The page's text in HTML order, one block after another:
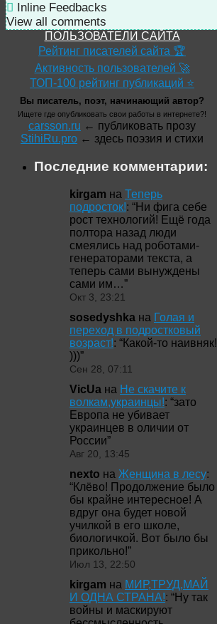
Inline Feedbacks
View all comments
ПОЛЬЗОВАТЕЛИ САЙТА
Рейтинг писателей сайта 🏆
Активность пользователей 🚀
ТОП-100 рейтинг публикаций ⭐
Вы писатель, поэт, начинающий автор?
Ищете где опубликовать свои работы в интернете?!
carsson.ru ← публиковать прозу
StihiRu.pro ← здесь поэзия и стихи
Последние комментарии:
kirgam на Теперь
подросток!: “Ни фига себе
рост технологий! Ещё года
полтора назад люди
смеялись над роботами-
генераторами текста, а
теперь сами вынуждены
сами им…”
Окт 3, 23:21
sosedyshka на Голая и
переход в подростковый
возраст!: “Какой-то наивняк!
)))”
Сен 28, 07:11
VicUa на Не скачите к
волкам,украинцы!: “зато
Европа не убивает
украинцев в оличии от
России”
Авг 20, 13:45
nexto на Женщина в лесу:
“Клёво! Продолжение было
бы крайне интересное! А
вдруг она будет новой
училкой в его школе,
биологичкой. Вот было бы
прикольно!”
Июл 13, 22:50
kirgam на МИР,ТРУД,МАЙ
И ОДНА СТРАНА!: “Ну так
войны и маскируют